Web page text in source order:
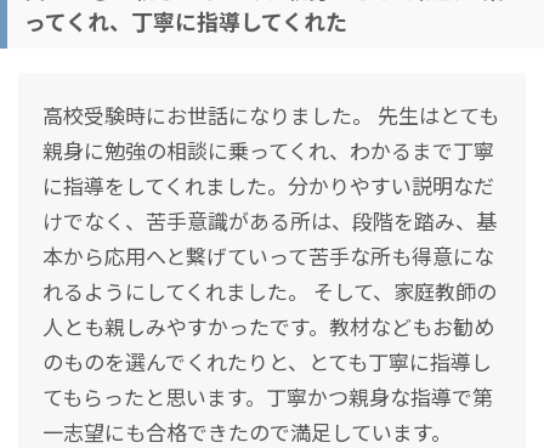
ってくれ、丁寧に指導してくれた
高校受験時にお世話になりました。 先生はとても
親身に勉強の相談に乗ってくれ、わかるまで丁寧
に指導をしてくれました。分かりやすい説明なだ
けでなく、苦手意識がある所は、段階を踏み、基
本から応用へと繋げていって苦手な所も得意にな
れるようにしてくれました。 そして、家庭教師の
人とも親しみやすかったです。教材などもお勧め
のものを選んでくれたりと、とても丁寧に指導し
てもらったと思います。丁寧かつ親身な指導で第
一志望にも合格できたので満足しています。